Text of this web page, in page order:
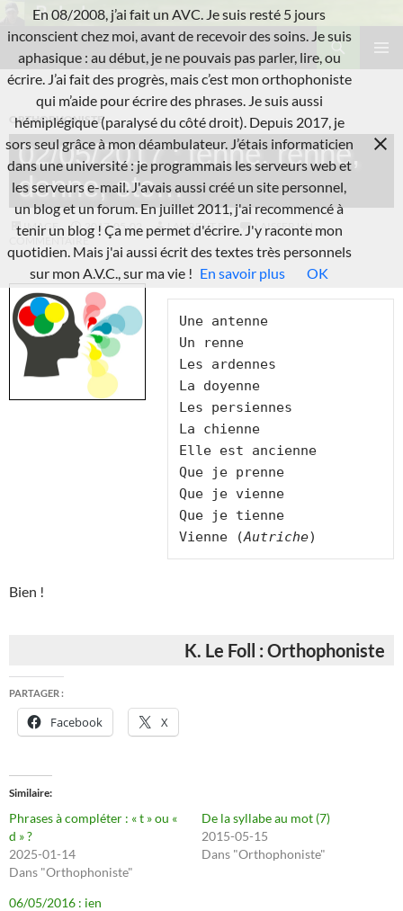
au
contenu
L'A.V.C.
Recherche
ORTHOPHONISTE
02/05/2017 : tenne, renne,
denne, etc…
IMAGE 2017-05-02 LAURENT B.
LAISSER UN
COMMENTAIRE
Une antenne
Un renne
Les ardennes
La doyenne
Les persiennes
La chienne
Elle est ancienne
Que je prenne
Que je vienne
Que je tienne
Vienne (Autriche
Bien !
K. Le Foll : Orthophoniste
PARTAGER :
Facebook X
Similaire
Phrases à compléter : « t » ou «
d » ?
2025-01-14
Dans "Orthophoniste"
De la syllabe au mot (7)
2015-05-15
Dans "Orthophoniste"
06/05/2016 : ien
En 08/2008, j’ai fait un AVC. Je suis resté 5 jours
inconscient chez moi, avant de recevoir des soins. Je suis
aphasique : au début, je ne pouvais pas parler, lire, ou
écrire. J’ai fait des progrès, mais c’est mon orthophoniste
qui m’aide pour écrire des phrases. Je suis aussi
hémiplégique (paralysé du côté droit). Depuis 2017, je
sors seul grâce à mon déambulateur. J’étais informaticien
dans une université : je programmais les serveurs web et
les serveurs e-mail. J'avais aussi créé un site personnel,
un blog et un forum. En juillet 2011, j'ai recommencé à
tenir un blog ! Ça me permet d'écrire. J'y raconte mon
quotidien. Mais j'ai aussi écrit des textes très personnels
sur mon A.V.C., sur ma vie ! En savoir plus OK